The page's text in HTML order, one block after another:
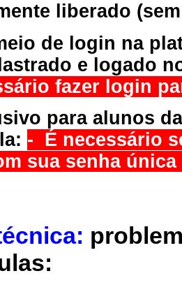
liberado
de login na
e logado
fazer login
para alunos
- É necessário
sua senha